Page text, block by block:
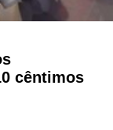
cêntimos